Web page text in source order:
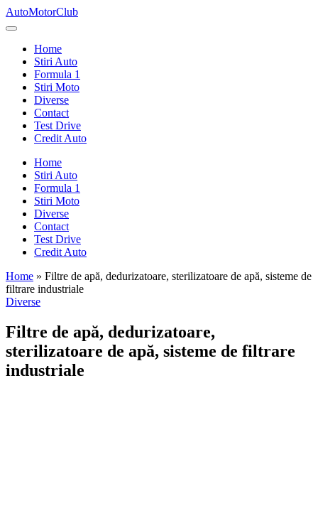
Skip
to
AutoMotorClub
Totul
masini
pasionatii
masini
Home
Stiri Auto
Formula 1
Stiri Moto
Diverse
Contact
Test Drive
Credit Auto
Home
Stiri Auto
Formula 1
Stiri Moto
Diverse
Contact
Test Drive
Credit Auto
Home » Filtre de apă, dedurizatoare, sterilizatoare de apă, sisteme de
filtrare industriale
Posted
Diverse
Filtre de apă, dedurizatoare,
sterilizatoare de apă, sisteme de filtrare
industriale